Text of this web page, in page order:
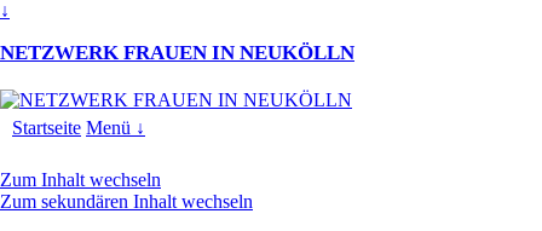
↓
NETZWERK FRAUEN IN NEUKÖLLN
Startseite Menü ↓
Zum Inhalt wechseln
Zum sekundären Inhalt wechseln